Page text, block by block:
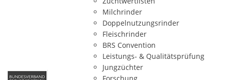
Milchrinder
Doppelnutzungsrinder
Fleischrinder
BRS Convention
Leistungs- & Qualitätsprüfung
Jungzüchter